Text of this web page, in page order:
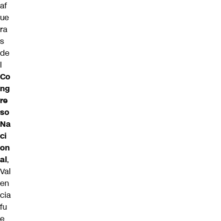
af
ue
ra
s
de
l
Co
ng
re
so
Na
ci
on
al,
Val
en
cia
fu
e